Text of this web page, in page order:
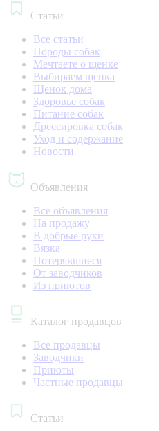
Статьи
Все статьи
Породы собак
Мечтаете о щенке
Выбираем щенка
Щенок дома
Здоровье собак
Питание собак
Дрессировка собак
Уход и содержание
Новости
Объявления
Все объявления
На продажу
В добрые руки
Вязка
Потерявшиеся
От заводчиков
Из приютов
Каталог продавцов
Все продавцы
Заводчики
Приюты
Частные продавцы
Статьи